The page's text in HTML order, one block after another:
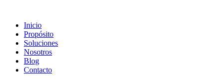
Inicio
Propósito
Soluciones
Nosotros
Blog
Contacto